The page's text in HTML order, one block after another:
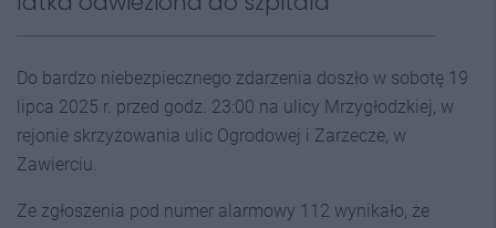
Do bardzo niebezpiecznego zdarzenia doszło w sobotę 19
lipca 2025 r. przed godz. 23:00 na ulicy Mrzygłodzkiej, w
rejonie skrzyżowania ulic Ogrodowej i Zarzecze, w
Zawierciu.
Ze zgłoszenia pod numer alarmowy 112 wynikało, że